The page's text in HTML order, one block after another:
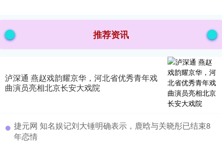
推荐资讯
泸深通 燕赵戏韵耀京华，河北省优秀青年戏
曲演员亮相北京长安大戏院
捷元网 知名娱记刘大锤明确表示，鹿晗与关晓彤已结束8
年恋情